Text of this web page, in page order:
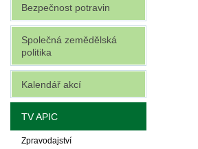
Bezpečnost potravin
Společná zemědělská
politika
Kalendář akcí
TV APIC
Zpravodajství